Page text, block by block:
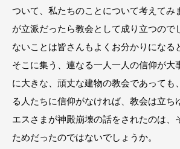
ついて、私たちのことについて考えてみ
が立派だったら教会として成り立つので
ないことは皆さんもよくお分かりになる
そこに集う、連なる一人一人の信仰が大
に大きな、頑丈な建物の教会であっても
る人たちに信仰がなければ、教会は立ち
エスさまが神殿崩壊の話をされたのは、
ためだったのではないでしょうか。